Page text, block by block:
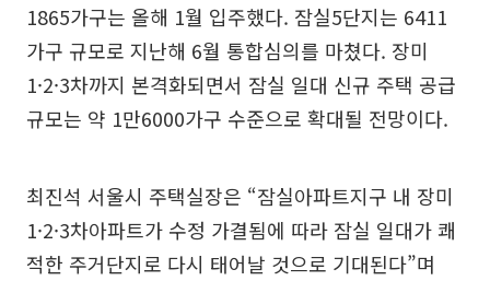
1865가구는 올해 1월 입주했다. 잠실5단지는 6411
가구 규모로 지난해 6월 통합심의를 마쳤다. 장미
1·2·3차까지 본격화되면서 잠실 일대 신규 주택 공급
규모는 약 1만6000가구 수준으로 확대될 전망이다.
최진석 서울시 주택실장은 “잠실아파트지구 내 장미
1·2·3차아파트가 수정 가결됨에 따라 잠실 일대가 쾌
적한 주거단지로 다시 태어날 것으로 기대된다”며